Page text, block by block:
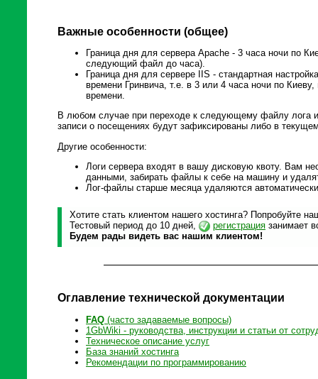
Важные особенности (общее)
Граница дня для сервера Apache - 3 часа ночи по
следующий файл до часа).
Граница дня для сервере IIS - стандартная
времени Гринвича, т.е. в 3 или 4 часа ночи по
времени.
В любом случае при переходе к следующему файлу лога
записи о посещениях будут зафиксированы либо в
Другие особенности:
Логи сервера входят в вашу дисковую квоту. Вам
данными, забирать файлы к себе на машину и
Лог-файлы старше месяца удаляются
Хотите стать клиентом нашего хостинга? Попробуйте
Тестовый период до 10 дней,
регистрация занимает
Будем рады видеть вас нашим клиентом!
Оглавление технической документации
FAQ (часто задаваемые вопросы)
1GbWiki - руководства, инструкции и статьи от
Техническое описание услуг
База знаний хостинга
Рекомендации по программированию